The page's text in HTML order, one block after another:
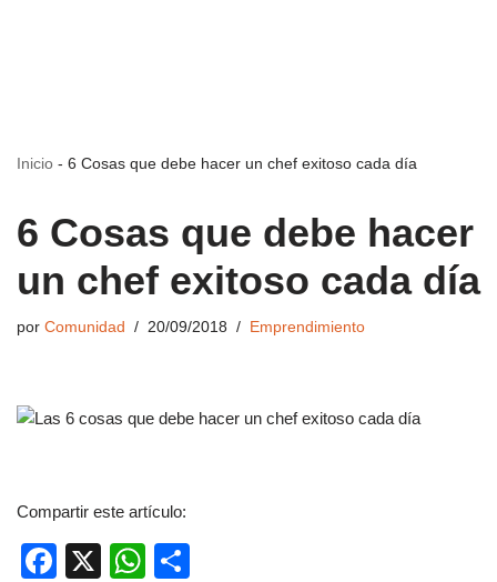
Inicio - 6 Cosas que debe hacer un chef exitoso cada día
6 Cosas que debe hacer
un chef exitoso cada día
por Comunidad 20/09/2018 Emprendimiento
Compartir este artículo:
F
X
W